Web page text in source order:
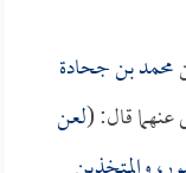
محمد بن جحادة
عنهما قال: (لعن